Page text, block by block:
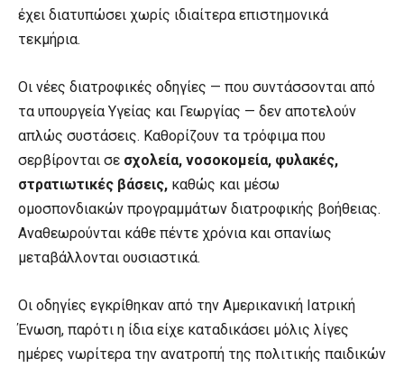
έχει διατυπώσει χωρίς ιδιαίτερα επιστημονικά
τεκμήρια.
Οι νέες διατροφικές οδηγίες — που συντάσσονται από
τα υπουργεία Υγείας και Γεωργίας — δεν αποτελούν
απλώς συστάσεις. Καθορίζουν τα τρόφιμα που
σερβίρονται σε σχολεία, νοσοκομεία, φυλακές,
στρατιωτικές βάσεις, καθώς και μέσω
ομοσπονδιακών προγραμμάτων διατροφικής βοήθειας.
Αναθεωρούνται κάθε πέντε χρόνια και σπανίως
μεταβάλλονται ουσιαστικά.
Οι οδηγίες εγκρίθηκαν από την Αμερικανική Ιατρική
Ένωση, παρότι η ίδια είχε καταδικάσει μόλις λίγες
ημέρες νωρίτερα την ανατροπή της πολιτικής παιδικών